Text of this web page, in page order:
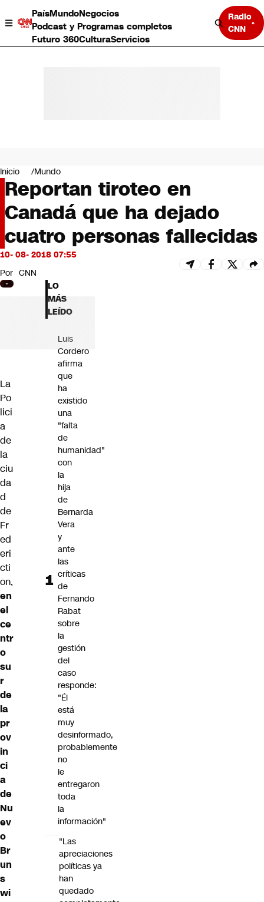
PaísMundoNegocios
Podcast y Programas completos
Futuro 360CulturaServicios
Radio
CNN
Negocios
Deportes
Programas completos
Cultura
Servicios
Bits
CNN tiempo
Futuro 360
Opinión
Inicio Mundo
Reportan tiroteo en
Canadá que ha dejado
cuatro personas fallecidas
10- 08- 2018 07:55
Por CNN
La
Po
lici
a
de
la
ciu
da
d
de
Fr
ed
eri
cti
on,
en
el
ce
ntr
o
su
r
de
la
pr
ov
in
ci
a
de
Nu
ev
o
Br
un
s
wi
LO
MÁS
LEÍDO
Luis
Cordero
afirma
que
ha
existido
una
"falta
de
humanidad"
con
la
hija
de
Bernarda
Vera
y
ante
las
críticas
de
Fernando
Rabat
sobre
la
gestión
del
caso
responde:
"Él
está
muy
desinformado,
probablemente
no
le
entregaron
toda
la
información"
"Las
apreciaciones
políticas ya
han
quedado